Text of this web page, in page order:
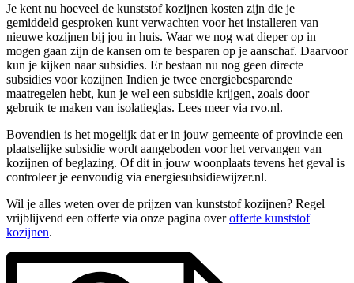
Je kent nu hoeveel de kunststof kozijnen kosten zijn die je
gemiddeld gesproken kunt verwachten voor het installeren van
nieuwe kozijnen bij jou in huis. Waar we nog wat dieper op in
mogen gaan zijn de kansen om te besparen op je aanschaf. Daarvoor
kun je kijken naar subsidies. Er bestaan nu nog geen directe
subsidies voor kozijnen Indien je twee energiebesparende
maatregelen hebt, kun je wel een subsidie krijgen, zoals door
gebruik te maken van isolatieglas. Lees meer via rvo.nl.
Bovendien is het mogelijk dat er in jouw gemeente of provincie een
plaatselijke subsidie wordt aangeboden voor het vervangen van
kozijnen of beglazing. Of dit in jouw woonplaats tevens het geval is
controleer je eenvoudig via energiesubsidiewijzer.nl.
Wil je alles weten over de prijzen van kunststof kozijnen? Regel
vrijblijvend een offerte via onze pagina overofferte kunststof
kozijnen.